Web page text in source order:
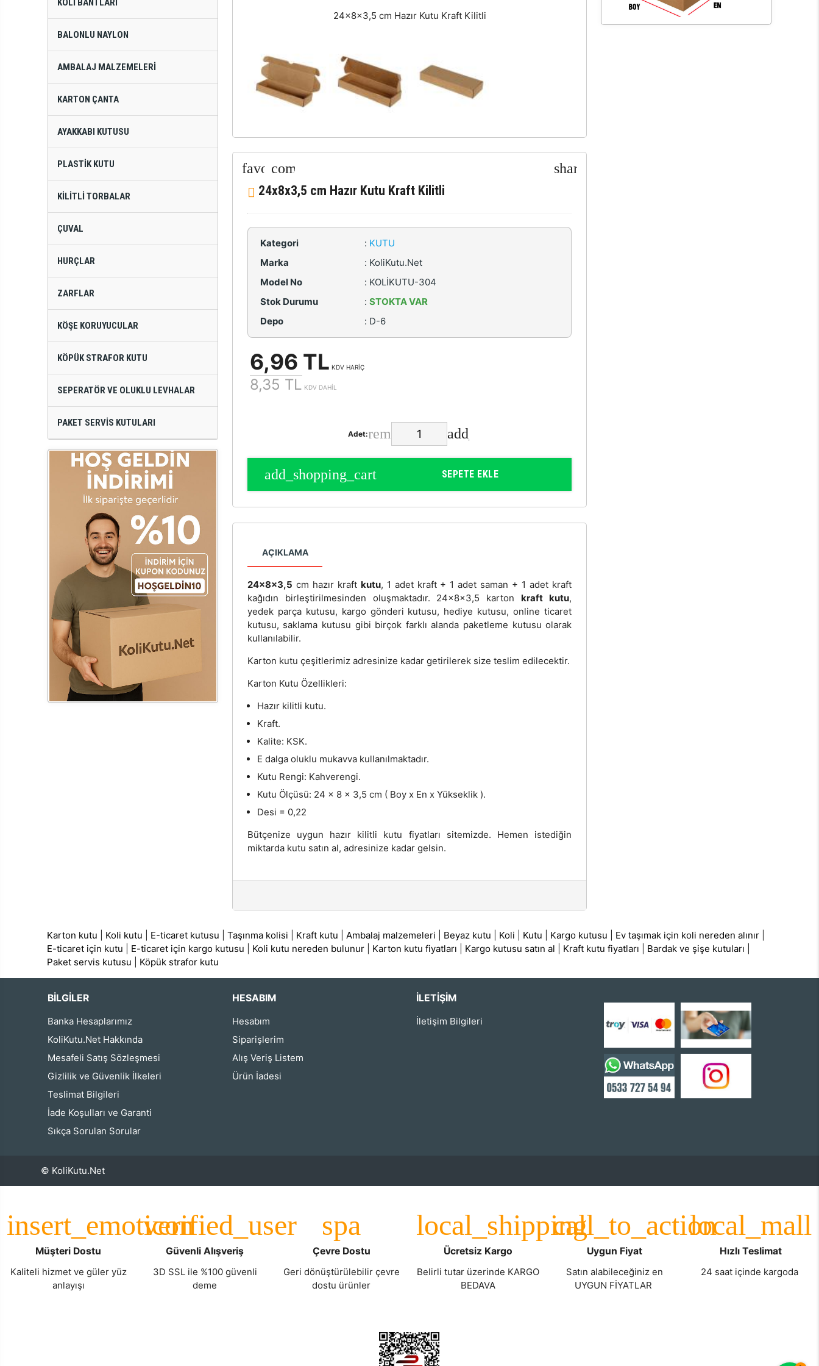
KOLI BANTLARI
BALONLU NAYLON
AMBALAJ MALZEMELERI
KARTON ÇANTA
AYAKKABI KUTUSU
PLASTIK KUTU
KILITLI TORBALAR
ÇUVAL
HURÇLAR
ZARFLAR
KÖŞE KORUYUCULAR
KÖPÜK STRAFOR KUTU
SEPERATÖR VE OLUKLU LEVHALAR
PAKET SERVIS KUTULARI
24x8x3,5 cm Hazır Kutu Kraft Kilitli
24x8x3,5 cm Hazır Kutu Kraft Kilitli
Kategori : KUTU
Marka
: KoliKutu.Net
Model No
: KOLİKUTU-304
Stok Durumu
: STOKTA VAR
Depo
: D-6
6,96 TL KDV HARİÇ
8,35 TL KDV DAHİL
Adet:
SEPETE EKLE
AÇIKLAMA
24x8x3,5 cm hazır kraft kutu, 1 adet kraft + 1 adet saman + 1 adet kraft
kağıdın birleştirilmesinden oluşmaktadır. 24x8x3,5 kartonkraft kutu,
yedek parça kutusu, kargo gönderi kutusu, hediye kutusu, online ticaret
kutusu, saklama kutusu gibi birçok farklı alanda paketleme kutusu olarak
kullanılabilir.
Karton kutu çeşitlerimiz adresinize kadar getirilerek size teslim edilecektir.
Karton Kutu Özellikleri:
Hazır kilitli kutu.
Kraft.
Kalite: KSK.
E dalga oluklu mukavva kullanılmaktadır.
Kutu Rengi: Kahverengi.
Kutu Ölçüsü: 24 x 8 x 3,5 cm ( Boy x En x Yükseklik ).
Desi = 0,22
Bütçenize uygun hazır kilitli kutu fiyatları sitemizde. Hemen istediğin
miktarda kutu satın al, adresinize kadar gelsin.
Karton kutu Koli kutu E-ticaret kutusu |Taşınma kolisi Kraft kutu Ambalaj malzemeleri Beyaz kutu Koli Kutu Kargo kutusu Ev taşımak için koli nereden alınır
E-ticaret için kutu
E-ticaret için kargo kutusu Koli kutu nereden bulunur Karton kutu fiyatları Kargo kutusu satın al Kraft kutu fiyatları Bardak ve şişe kutuları
Paket servis kutusu
Köpük strafor kutu
BİLGİLER
Banka Hesaplarımız
KoliKutu.Net Hakkında
Mesafeli Satış Sözleşmesi
Gizlilik ve Güvenlik İlkeleri
Teslimat Bilgileri
İade Koşulları ve Garanti
Sıkça Sorulan Sorular
HESABIM
Hesabım
Siparişlerim
Alış Veriş Listem
Ürün İadesi
İLETIŞIM
İletişim Bilgileri
© KoliKutu.Net
Müşteri Dostu
Kaliteli hizmet ve güler yüz
anlayışı
Güvenli Alışveriş
3D SSL ile %100 güvenli
deme
Çevre Dostu
Geri dönüştürülebilir çevre
dostu ürünler
Ücretsiz Kargo
Belirli tutar üzerinde KARGO
BEDAVA
Uygun Fiyat
Satın alabileceğiniz en
UYGUN FİYATLAR
Hızlı Teslimat
24 saat içinde kargoda